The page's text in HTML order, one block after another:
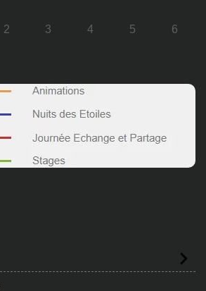
2 3 4 5 6